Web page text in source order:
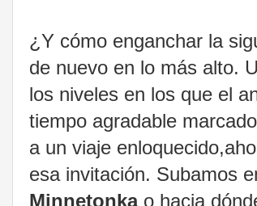
¿Y cómo enganchar la
de nuevo en lo más alto.
los niveles en los que el
tiempo agradable
a un viaje
esa invitación. Subamos
Minnetonkao hacia